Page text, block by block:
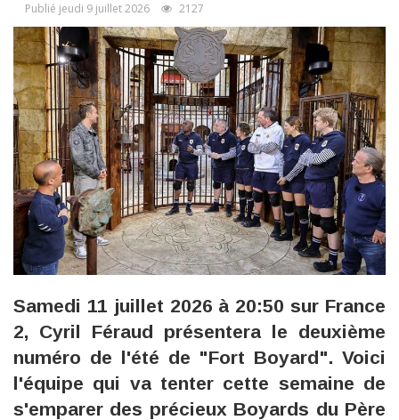
Publié jeudi 9 juillet 2026 2127
Samedi 11 juillet 2026 à 20:50 sur France
2, Cyril Féraud présentera le deuxième
numéro de l'été de "Fort Boyard". Voici
l'équipe qui va tenter cette semaine de
s'emparer des précieux Boyards du Père